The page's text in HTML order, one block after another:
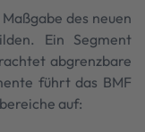
des neuen
Ein Segment
abgrenzbare
führt das BMF
auf: